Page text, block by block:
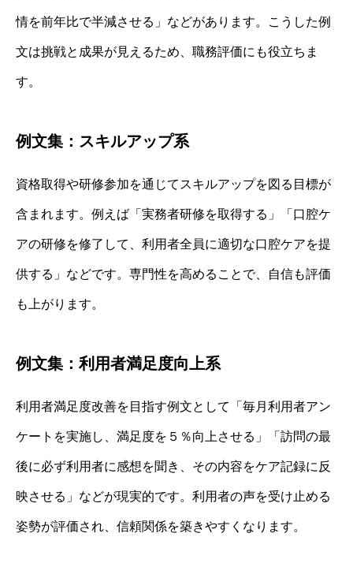
情を前年比で半減させる」などがあります。こうした例
文は挑戦と成果が見えるため、職務評価にも役立ちま
す。
例文集：スキルアップ系
資格取得や研修参加を通じてスキルアップを図る目標が
含まれます。例えば「実務者研修を取得する」「口腔ケ
アの研修を修了して、利用者全員に適切な口腔ケアを提
供する」などです。専門性を高めることで、自信も評価
も上がります。
例文集：利用者満足度向上系
利用者満足度改善を目指す例文として「毎月利用者アン
ケートを実施し、満足度を５％向上させる」「訪問の最
後に必ず利用者に感想を聞き、その内容をケア記録に反
映させる」などが現実的です。利用者の声を受け止める
姿勢が評価され、信頼関係を築きやすくなります。